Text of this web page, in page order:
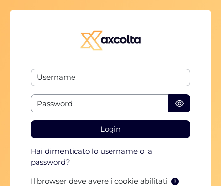
Username
Password
Login
Hai dimenticato lo username o la
password?
Il browser deve avere i cookie abilitati